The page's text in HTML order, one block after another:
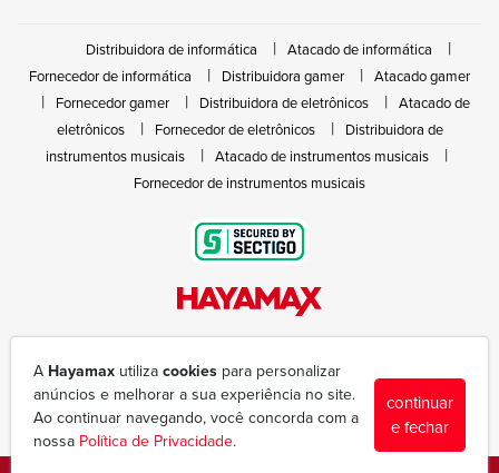
Distribuidora de informática
Atacado de informática
Fornecedor de informática
Distribuidora gamer
Atacado gamer
Fornecedor gamer
Distribuidora de eletrônicos
Atacado de
eletrônicos
Fornecedor de eletrônicos
Distribuidora de
instrumentos musicais
Atacado de instrumentos musicais
Fornecedor de instrumentos musicais
(43) 3377-6600
hayamax@hayamax.com.br
Segunda à sexta das 8:00 às 18:00
A Hayamax utiliza cookies para personalizar
anúncios e melhorar a sua experiência no site.
Ao continuar navegando, você concorda com a
nossa Política de Privacidade.
continuar
e fechar